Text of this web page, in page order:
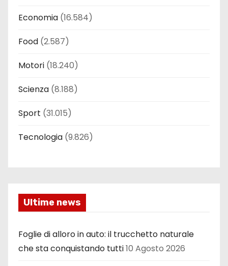
Economia (16.584)
Food (2.587)
Motori (18.240)
Scienza (8.188)
Sport (31.015)
Tecnologia (9.826)
Ultime news
Foglie di alloro in auto: il trucchetto naturale
che sta conquistando tutti10 Agosto 2026